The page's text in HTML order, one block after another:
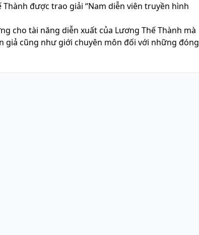
Thành được trao giải “Nam diễn viên truyền hình
cho tài năng diễn xuất của Lương Thế Thành mà
giả cũng như giới chuyên môn đối với những đóng